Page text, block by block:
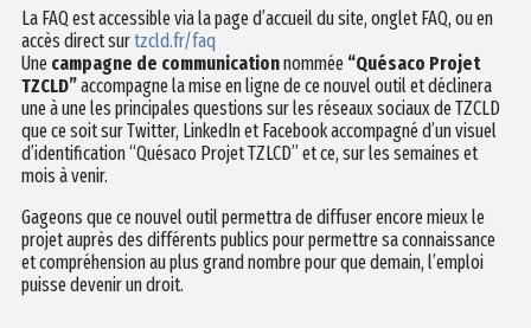
La FAQ est accessible via la page d’accueil du site, onglet FAQ, ou en
accès direct surtzcld.fr/faq
Une campagne de communicationnommée “Quésaco Projet
TZCLD”accompagne la mise en ligne de ce nouvel outil et déclinera
une à une les principales questions sur les réseaux sociaux de TZCLD
que ce soit sur Twitter, LinkedIn et Facebook accompagné d’un visuel
d’identification “Quésaco Projet TZLCD” et ce, sur les semaines et
mois à venir.
Gageons que ce nouvel outil permettra de diffuser encore mieux le
projet auprès des différents publics pour permettre sa connaissance
et compréhension au plus grand nombre pour que demain, l’emploi
puisse devenir un droit.